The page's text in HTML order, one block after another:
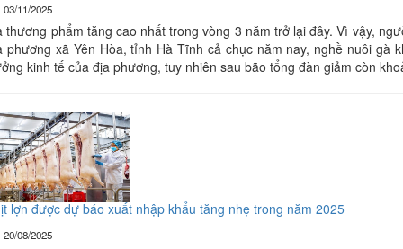
11/2025
thương phẩm tăng cao nhất trong vòng 3 năm trở lại đây. Vì vậy,
phương xã Yên Hòa, tỉnh Hà Tĩnh cả chục năm nay, nghề nuôi
kinh tế của địa phương, tuy nhiên sau bão tổng đàn giảm còn
lợn được dự báo xuất nhập khẩu tăng nhẹ trong năm 2025
08/2025